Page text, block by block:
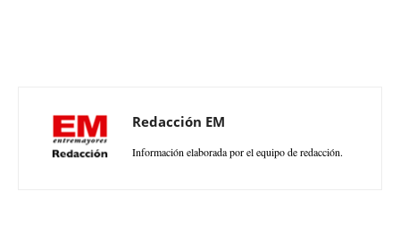
Redacción EM
Información elaborada por el equipo de redacción.